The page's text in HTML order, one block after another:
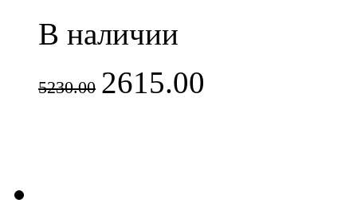
В наличии
5230.00 2615.00